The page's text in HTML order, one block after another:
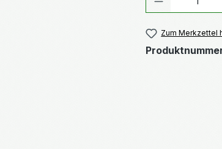
Zum Merkzettel